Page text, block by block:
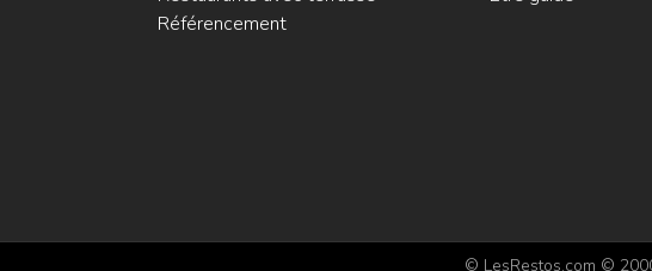
Référencement
© LesRestos.com ©